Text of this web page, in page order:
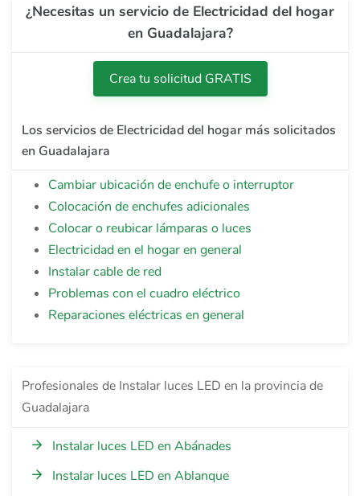
¿Necesitas un servicio de Electricidad del hogar
en Guadalajara?
Crea tu solicitud GRATIS
Los servicios de Electricidad del hogar más solicitados
en Guadalajara
Cambiar ubicación de enchufe o interruptor
Colocación de enchufes adicionales
Colocar o reubicar lámparas o luces
Electricidad en el hogar en general
Instalar cable de red
Problemas con el cuadro eléctrico
Reparaciones eléctricas en general
Profesionales de Instalar luces LED en la provincia de
Guadalajara
Instalar luces LED en Abánades
Instalar luces LED en Ablanque